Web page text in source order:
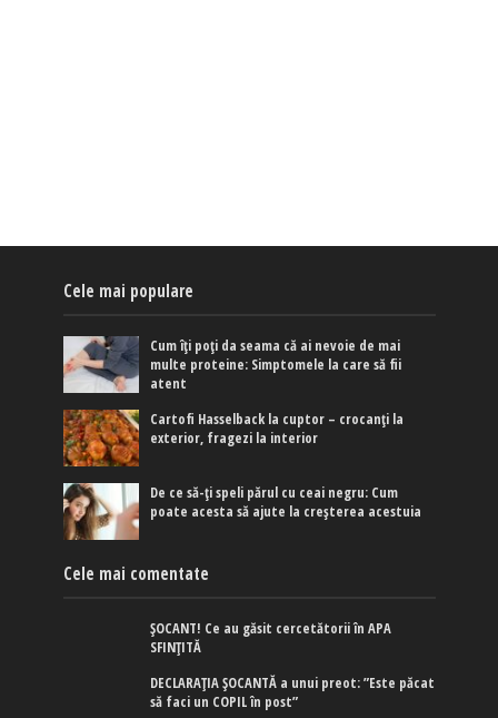
Cele mai populare
Cum îți poți da seama că ai nevoie de mai
multe proteine: Simptomele la care să fii
atent
Cartofi Hasselback la cuptor – crocanți la
exterior, fragezi la interior
De ce să-ți speli părul cu ceai negru: Cum
poate acesta să ajute la creșterea acestuia
Cele mai comentate
ȘOCANT! Ce au găsit cercetătorii în APA
SFINȚITĂ
DECLARAȚIA ȘOCANTĂ a unui preot: ”Este păcat
să faci un COPIL în post”